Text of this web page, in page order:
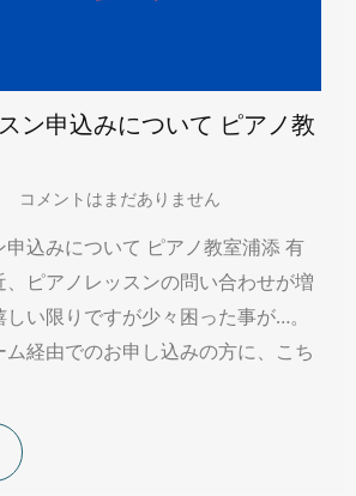
ン申込みについて ピアノ教
コメントはまだありません
申込みについて ピアノ教室浦添 有
ピアノレッスンの問い合わせが増
い限りですが少々困った事が…。
経由でのお申し込みの方に、こち